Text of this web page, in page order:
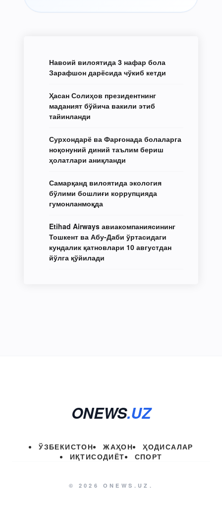
Навоий вилоятида 3 нафар бола
Зарафшон дарёсида чўкиб кетди
Ҳасан Солиҳов президентнинг
маданият бўйича вакили этиб
тайинланди
Сурхондарё ва Фарғонада болаларга
ноқонуний диний таълим бериш
ҳолатлари аниқланди
Самарқанд вилоятида экология
бўлими бошлиғи коррупцияда
гумонланмоқда
Etihad Airways авиакомпаниясининг
Тошкент ва Абу-Даби ўртасидаги
кундалик қатновлари 10 августдан
йўлга қўйилади
ONEWS.UZ
ЎЗБЕКИСТОН ЖАҲОН
ҲОДИСАЛАР
ИҚТИСОДИЁТ
СПОРТ
© 2026 ONEWS.UZ.